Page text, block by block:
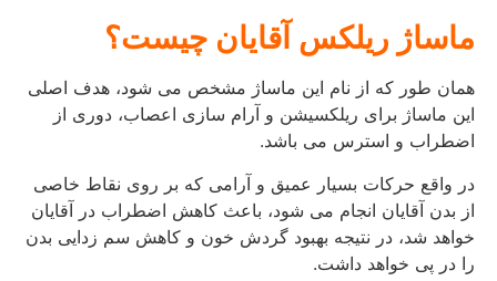
ماساژ ریلکس آقایان چیست؟
همان طور که از نام این ماساژ مشخص می شود، هدف اصلی
این ماساژ برای ریلکسیشن و آرام سازی اعصاب، دوری از
اضطراب و استرس می باشد.
در واقع حرکات بسیار عمیق و آرامی که بر روی نقاط خاصی
از بدن آقایان انجام می شود، باعث کاهش اضطراب در آقایان
خواهد شد، در نتیجه بهبود گردش خون و کاهش سم‌ زدایی بدن
را در پی خواهد داشت.